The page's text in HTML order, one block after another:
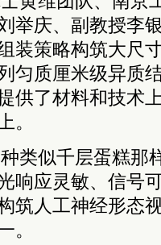
举庆、副教授李
装策略构筑大尺
匀质厘米级异质
供了材料和技术
。
类似千层蛋糕那
响应灵敏、信号
筑人工神经形态
。